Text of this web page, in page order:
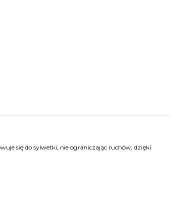
się do sylwetki, nie ograniczając ruchów, dzięki